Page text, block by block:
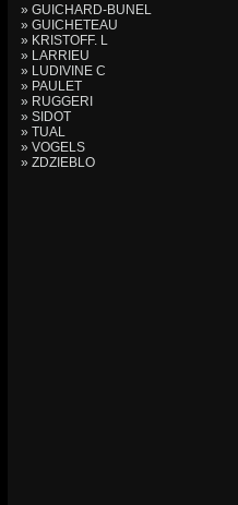
» GUICHARD-BUNEL
» GUICHETEAU
» KRISTOFF. L
» LARRIEU
» LUDIVINE C
» PAULET
» RUGGERI
» SIDOT
» TUAL
» VOGELS
» ZDZIEBLO